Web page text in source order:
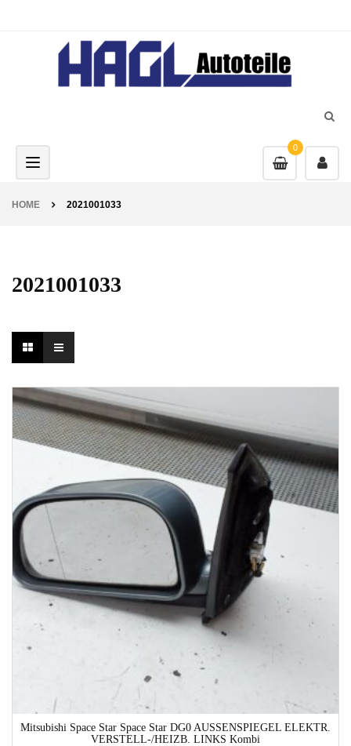
0
Toggle navigation
HOME 2021001033
2021001033
Mitsubishi Space Star Space Star DG0 AUSSENSPIEGEL ELEKTR.
VERSTELL-/HEIZB. LINKS Kombi
1-3 Werktage